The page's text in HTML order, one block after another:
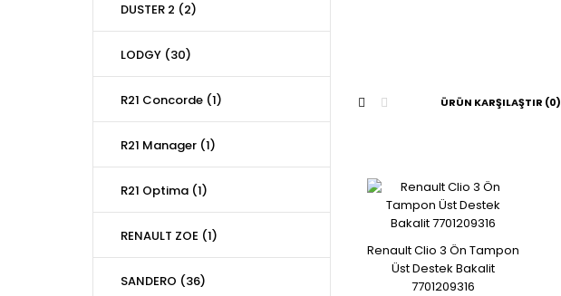
DUSTER 2 (2)
LODGY (30)
R21 Concorde (1)
R21 Manager (1)
R21 Optima (1)
RENAULT ZOE (1)
SANDERO (36)
ÜRÜN KARŞILAŞTIR (0)
Renault Clio 3 Ön Tampon
Üst Destek Bakalit
7701209316